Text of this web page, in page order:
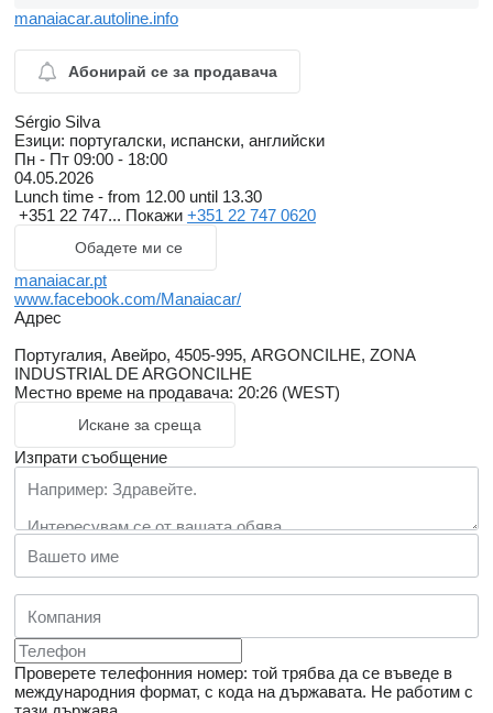
manaiacar.autoline.info
Абонирай се за продавача
Sérgio Silva
Езици: португалски, испански, английски
Пн - Пт 09:00 - 18:00
04.05.2026
Lunch time - from 12.00 until 13.30
+351 22 747... Покажи +351 22 747 0620
Обадете ми се
manaiacar.pt
www.facebook.com/Manaiacar/
Адрес
Португалия, Авейро, 4505-995, ARGONCILHE, ZONA
INDUSTRIAL DE ARGONCILHE
Местно време на продавача: 20:26 (WEST)
Искане за среща
Изпрати съобщение
Проверете телефонния номер: той трябва да се въведе в
международния формат, с кода на държавата. Не работим с